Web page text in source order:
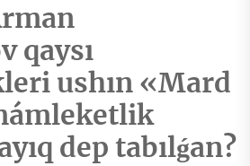
qaysı
ushın «Mard
dep tabılǵan?